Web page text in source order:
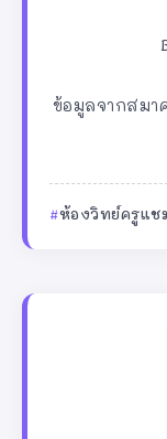
ข้อมูลจากสมา
ห้องวิทย์ครูแช